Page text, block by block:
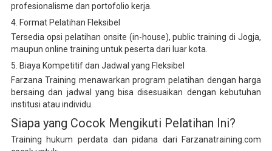
profesionalisme dan portofolio kerja.
4. Format Pelatihan Fleksibel
Tersedia opsi pelatihan onsite (in-house), public training di Jogja,
maupun online training untuk peserta dari luar kota.
5. Biaya Kompetitif dan Jadwal yang Fleksibel
Farzana Training menawarkan program pelatihan dengan harga
bersaing dan jadwal yang bisa disesuaikan dengan kebutuhan
institusi atau individu.
Siapa yang Cocok Mengikuti Pelatihan Ini?
Training hukum perdata dan pidana dari Farzanatraining.com